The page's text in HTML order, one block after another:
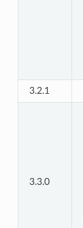
3.2.1
3.3.0